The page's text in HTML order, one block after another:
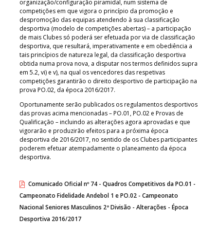
organização/configuração piramidal, num sistema de
competições em que vigora o princípio da promoção e
despromoção das equipas atendendo à sua classificação
desportiva (modelo de competições abertas) – a participação
de mais Clubes só poderá ser efetuada por via de classificação
desportiva, que resultará, imperativamente e em obediência a
tais princípios de natureza legal, da classificação desportiva
obtida numa prova nova, a disputar nos termos definidos supra
em 5.2, vi) e v), na qual os vencedores das respetivas
competições garantirão o direito desportivo de participação na
prova PO.02, da época 2016/2017.
Oportunamente serão publicados os regulamentos desportivos
das provas acima mencionadas – PO.01, PO.02 e Provas de
Qualificação – incluindo as alterações agora aprovadas e que
vigorarão e produzirão efeitos para a próxima época
desportiva de 2016/2017, no sentido de os Clubes participantes
poderem efetuar atempadamente o planeamento da época
desportiva.
Comunicado Oficial nº 74 - Quadros Competitivos da PO.01 -
Campeonato Fidelidade Andebol 1 e PO.02 - Campeonato
Nacional Seniores Masculinos 2ª Divisão - Alterações - Época
Desportiva 2016/2017